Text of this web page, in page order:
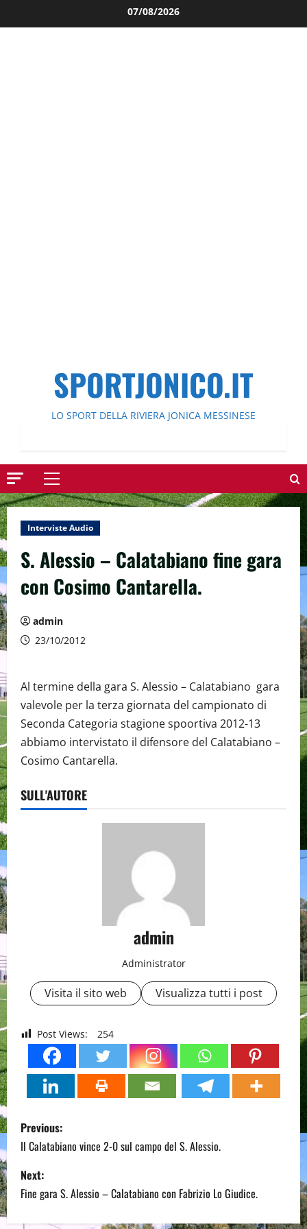
al
07/08/2026
SPORTJONICO.IT
LO SPORT DELLA RIVIERA JONICA MESSINESE
Menu
principale
Interviste Audio
S. Alessio – Calatabiano fine gara
con Cosimo Cantarella.
admin
23/10/2012
Al termine della gara S. Alessio – Calatabiano gara
valevole per la terza giornata del campionato di
Seconda Categoria stagione spoortiva 2012-13
abbiamo intervistato il difensore del Calatabiano –
Cosimo Cantarella.
SULL'AUTORE
admin
Administrator
Visita il sito web Visualizza tutti i post
Post Views: 254
P
o
s
t
Previous:
Il Calatabiano vince 2-0 sul campo del S. Alessio.
Next:
Fine gara S. Alessio – Calatabiano con Fabrizio Lo Giudice.